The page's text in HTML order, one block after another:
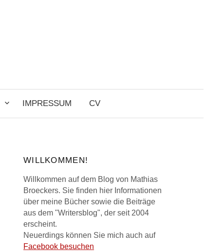
IMPRESSUM CV
Search
WILLKOMMEN!
Willkommen auf dem Blog von Mathias
Broeckers. Sie finden hier Informationen
über meine Bücher sowie die Beiträge
aus dem "Writersblog", der seit 2004
erscheint.
Neuerdings können Sie mich auch auf
Facebook besuchen